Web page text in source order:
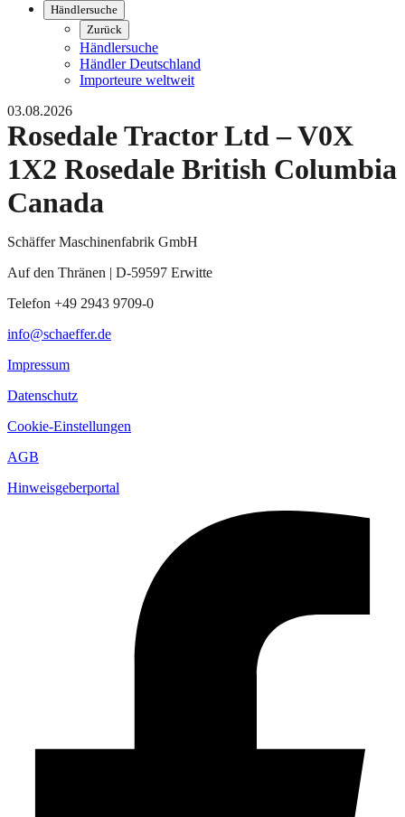
Händlersuche
Zurück
Händlersuche
Händler Deutschland
Importeure weltweit
03.08.2026
Rosedale Tractor Ltd – V0X
1X2 Rosedale British Columbia
Canada
Schäffer Maschinenfabrik GmbH
Auf den Thränen | D-59597 Erwitte
Telefon +49 2943 9709-0
info@schaeffer.de
Impressum
Datenschutz
Cookie-Einstellungen
AGB
Hinweisgeberportal